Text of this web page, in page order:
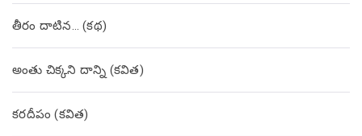
తీరం దాటిన… (క‌థ‌)
అంతు చిక్కని దాన్ని (కవిత)
కరదీపం (కవిత)